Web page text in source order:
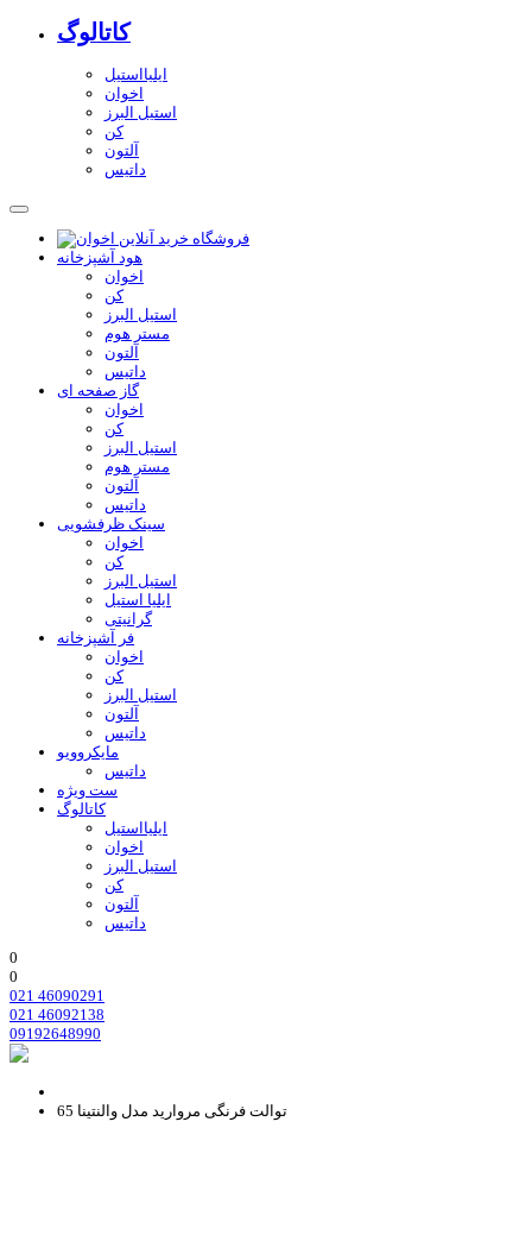
کاتالوگ
ایلیااستیل
اخوان
استیل البرز
کن
آلتون
داتیس
هود آشپزخانه
اخوان
کن
استیل البرز
مستر هوم
آلتون
داتیس
گاز صفحه ای
اخوان
کن
استیل البرز
مستر هوم
آلتون
داتیس
سینک ظرفشویی
اخوان
کن
استیل البرز
ایلیا استیل
گرانیتی
فر آشپزخانه
اخوان
کن
استیل البرز
آلتون
داتیس
مایکروویو
داتیس
ست ویژه
کاتالوگ
ایلیااستیل
اخوان
استیل البرز
کن
آلتون
داتیس
0
0
021 46090291
021 46092138
09192648990
توالت فرنگی مروارید مدل والنتینا 65